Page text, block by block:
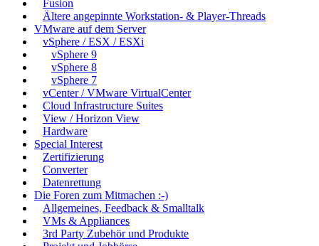
Fusion
Ältere angepinnte Workstation- & Player-Threads
VMware auf dem Server
vSphere / ESX / ESXi
vSphere 9
vSphere 8
vSphere 7
vCenter / VMware VirtualCenter
Cloud Infrastructure Suites
View / Horizon View
Hardware
Special Interest
Zertifizierung
Converter
Datenrettung
Die Foren zum Mitmachen :-)
Allgemeines, Feedback & Smalltalk
VMs & Appliances
3rd Party Zubehör und Produkte